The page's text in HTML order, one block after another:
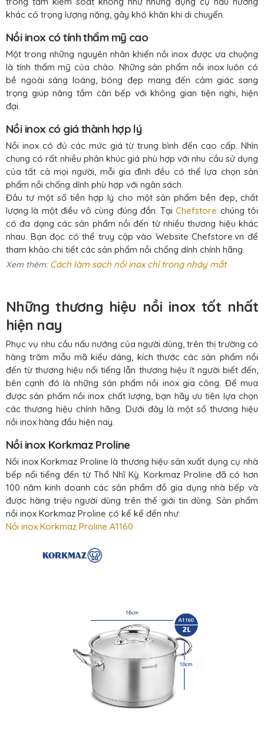
khác có trọng lượng nặng, gây khó khăn khi di chuyển.
Nồi inox có tính thẩm mỹ cao
Một trong những nguyên nhân khiến nồi inox được ưa chuộng
là tính thẩm mỹ của chảo. Những sản phẩm nồi inox luôn có
bề ngoài sáng loáng, bóng đẹp mang đến cảm giác sang
trọng giúp nâng tầm căn bếp với không gian tiện nghi, hiện
đại.
Nồi inox có giá thành hợp lý
Nồi inox có đủ các mức giá từ trung bình đến cao cấp. Nhìn
chung có rất nhiều phân khúc giá phù hợp với nhu cầu sử dụng
của tất cả mọi người, mỗi gia đình đều có thể lựa chọn sản
phẩm nồi chống dính phù hợp với ngân sách.
Đầu tư một số tiền hợp lý cho một sản phẩm bền đẹp, chất
lượng là một điều vô cùng đúng đắn. TạiChefstore chúng tôi
có đa dạng các sản phẩm nồi đến từ nhiều thương hiệu khác
nhau. Bạn đọc có thể truy cập vào Website Chefstore.vn để
tham khảo chi tiết các sản phẩm nồi chống dính chính hãng.
Xem thêm: Cách làm sạch nồi inox chỉ trong nháy mắt
Những thương hiệu nồi inox tốt nhất
hiện nay
Phục vụ nhu cầu nấu nướng của người dùng, trên thị trường có
hàng trăm mẫu mã kiểu dáng, kích thước các sản phẩm nồi
đến từ thương hiệu nổi tiếng lẫn thương hiệu ít người biết đến,
bên cạnh đó là những sản phẩm nồi inox gia công. Để mua
được sản phẩm nồi inox chất lượng, bạn hãy ưu tiên lựa chọn
các thương hiệu chính hãng. Dưới đây là một số thương hiệu
nồi inox hàng đầu hiện nay.
Nồi inox Korkmaz Proline
Nồi inox Korkmaz Proline là thương hiệu sản xuất dụng cụ nhà
bếp nổi tiếng đến từ Thổ Nhĩ Kỳ. Korkmaz Proline đã có hơn
100 năm kinh doanh các sản phẩm đồ gia dụng nhà bếp và
được hàng triệu người dùng trên thế giới tin dùng. Sản phẩm
nồi inox Korkmaz Proline có kể kể đến như:
Nồi inox Korkmaz Proline A1160